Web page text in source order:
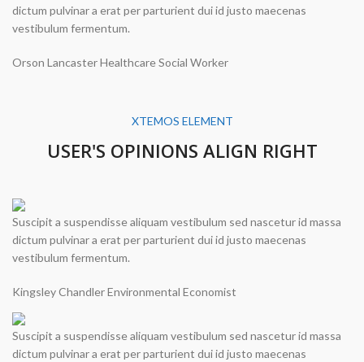
dictum pulvinar a erat per parturient dui id justo maecenas
vestibulum fermentum.
Orson LancasterHealthcare Social Worker
XTEMOS ELEMENT
USER'S OPINIONS ALIGN RIGHT
Suscipit a suspendisse aliquam vestibulum sed nascetur id massa
dictum pulvinar a erat per parturient dui id justo maecenas
vestibulum fermentum.
Kingsley ChandlerEnvironmental Economist
Suscipit a suspendisse aliquam vestibulum sed nascetur id massa
dictum pulvinar a erat per parturient dui id justo maecenas